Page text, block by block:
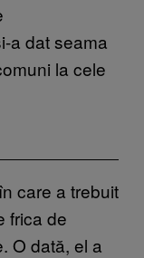
a dat seama
la cele
care a trebuit
frica de
O dată, el a